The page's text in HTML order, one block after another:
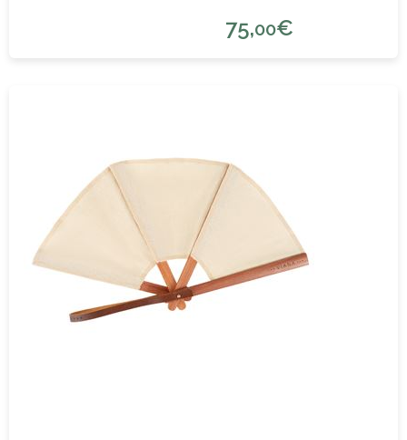
75,00€